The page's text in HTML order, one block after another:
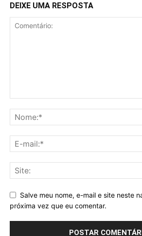
DEIXE UMA RESPOSTA
Salve meu nome, e-mail e site neste
próxima vez que eu comentar.